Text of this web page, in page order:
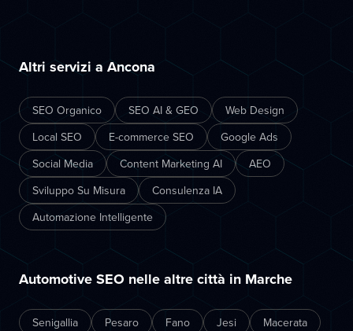
Altri servizi a Ancona
SEO Organico SEO AI & GEO
Web Design
Local SEO
E-commerce SEO
Google Ads
Social Media
Content Marketing AI
AEO
Sviluppo Su Misura
Consulenza IA
Automazione Intelligente
Automotive SEO nelle altre città in Marche
Senigallia Pesaro Fano Jesi
Macerata